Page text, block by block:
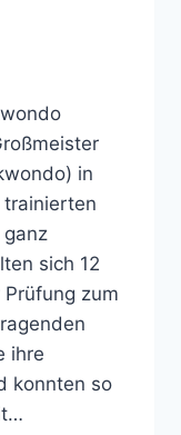
in
sich 12
zum
ihre
konnten so